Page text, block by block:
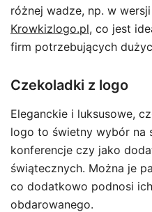
różnej wadze, np. w
Krowkizlogo.pl, co jest
firm potrzebujących
Czekoladki z logo
Eleganckie i luksusowe,
logo to świetny wybór na
konferencje czy jako
świątecznych. Można je
co dodatkowo podnosi
obdarowanego.